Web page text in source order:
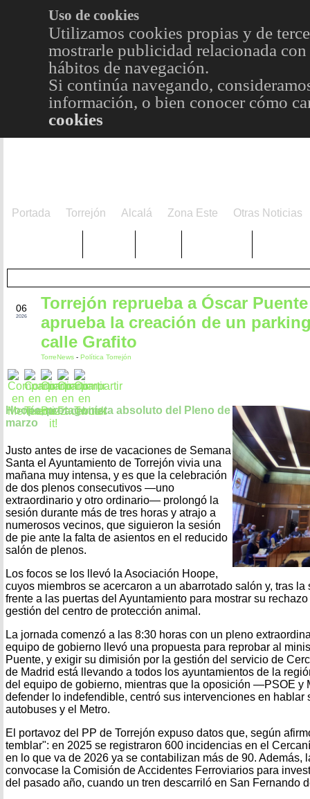
Uso de cookies
Utilizamos cookies propias y de
mostrarle publicidad relacionada
hábitos de navegación.
Si continúa navegando,
información, o bien conocer cómo
cookies
Portada Torrejón Alcalá Zona Este Otras Noticias
06
2026
Torrejón reprueba a Óscar
aprueba la creación de un
calle Grafito
TorreNews - Política Torrejón
Hoope, protagonista absoluto del Pleno de
marzo
Justo antes de irse de vacaciones de Semana
Santa el Ayuntamiento de Torrejón vivia una
mañana muy intensa, y es que la celebración
de dos plenos consecutivos —uno
extraordinario y otro ordinario— prolongó la
sesión durante más de tres horas y atrajo a
numerosos vecinos, que siguieron la sesión
de pie ante la falta de asientos en el reducido
salón de plenos.
Los focos se los llevó la Asociación Hoope,
cuyos miembros se acercaron a un abarrotado salón y, tras
frente a las puertas del Ayuntamiento para mostrar su
gestión del centro de protección animal.
La jornada comenzó a las 8:30 horas con un pleno
equipo de gobierno llevó una propuesta para reprobar al
Puente, y exigir su dimisión por la gestión del servicio de
de Madrid está llevando a todos los ayuntamientos de la
del equipo de gobierno, mientras que la oposición —PSOE y
defender lo indefendible, centró sus intervenciones en hablar
autobuses y el Metro.
El portavoz del PP de Torrejón expuso datos que, según
temblar": en 2025 se registraron 600 incidencias en el
en lo que va de 2026 ya se contabilizan más de 90. Además,
convocase la Comisión de Accidentes Ferroviarios para
del pasado año, cuando un tren descarriló en San Fernando